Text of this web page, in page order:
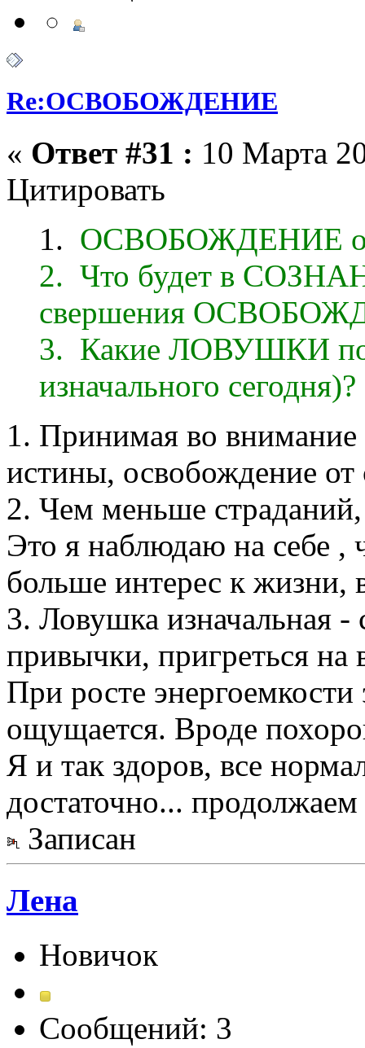
Re:ОСВОБОЖДЕНИЕ
« Ответ #31 : 10 Марта
Цитировать
1. ОСВОБОЖДЕНИЕ
2. Что будет в
свершения
3. Какие ЛОВУШКИ по
изначального сегодня)?
1. Принимая во внимание
истины, освобождение от
2. Чем меньше
Это я наблюдаю на себе ,
больше интерес к жизни,
3. Ловушка изначальная
привычки, пригреться на
При росте
ощущается. Вроде
Я и так здоров, все
достаточно...
Записан
Лена
Новичок
Сообщений: 3